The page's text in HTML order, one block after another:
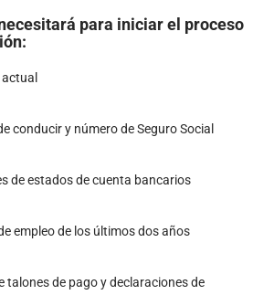
para iniciar el proceso
conducir y número de Seguro Social
de estados de cuenta bancarios
empleo de los últimos dos años
talones de pago y declaraciones de